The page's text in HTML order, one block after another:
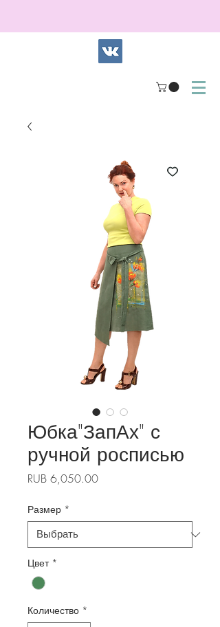
Юбка"ЗапАх" с
ручной росписью
RUB 6,050.00Цена
Размер *
Цвет *
Количество *